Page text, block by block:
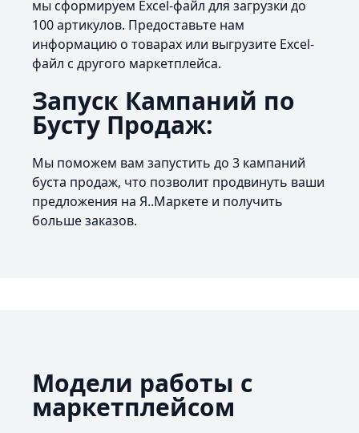
мы сформируем Excel-файл для загрузки до
100 артикулов. Предоставьте нам
информацию о товарах или выгрузите Excel-
файл с другого маркетплейса.
Запуск Кампаний по
Бусту Продаж:
Мы поможем вам запустить до 3 кампаний
буста продаж, что позволит продвинуть ваши
предложения на Я..Маркете и получить
больше заказов.
Модели работы с
маркетплейсом